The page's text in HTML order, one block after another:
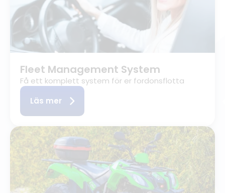
Fleet Management System
Få ett komplett system för er fordonsflotta
Läs mer